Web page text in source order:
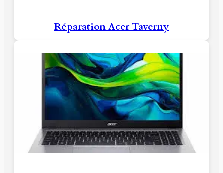
Réparation Acer Taverny